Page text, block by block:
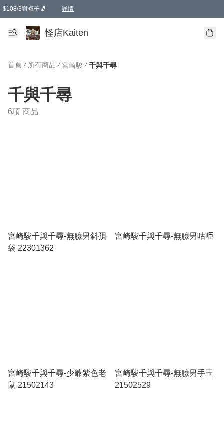
$108/3對襪子🧦 詳情
卡通傘☂️2把8折
購物滿 HKD 650.00即享免運費優惠！（適用於 本地送貨、本地取貨 )
怪店Kaiten
首頁 / 所有商品 / 宮崎駿 / 千與千尋
千與千尋
6項 商品
宮崎駿千與千尋-無臉男斜孭
袋 22301362
宮崎駿千與千尋-無臉男咕𠱸
宮崎駿千與千尋-少爺紫色老
鼠 21502143
宮崎駿千與千尋-無臉男手玉
21502529